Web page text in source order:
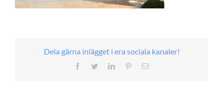
Dela gärna inlägget i era sociala kanaler!
FacebookTwitterLinkedInPinterest